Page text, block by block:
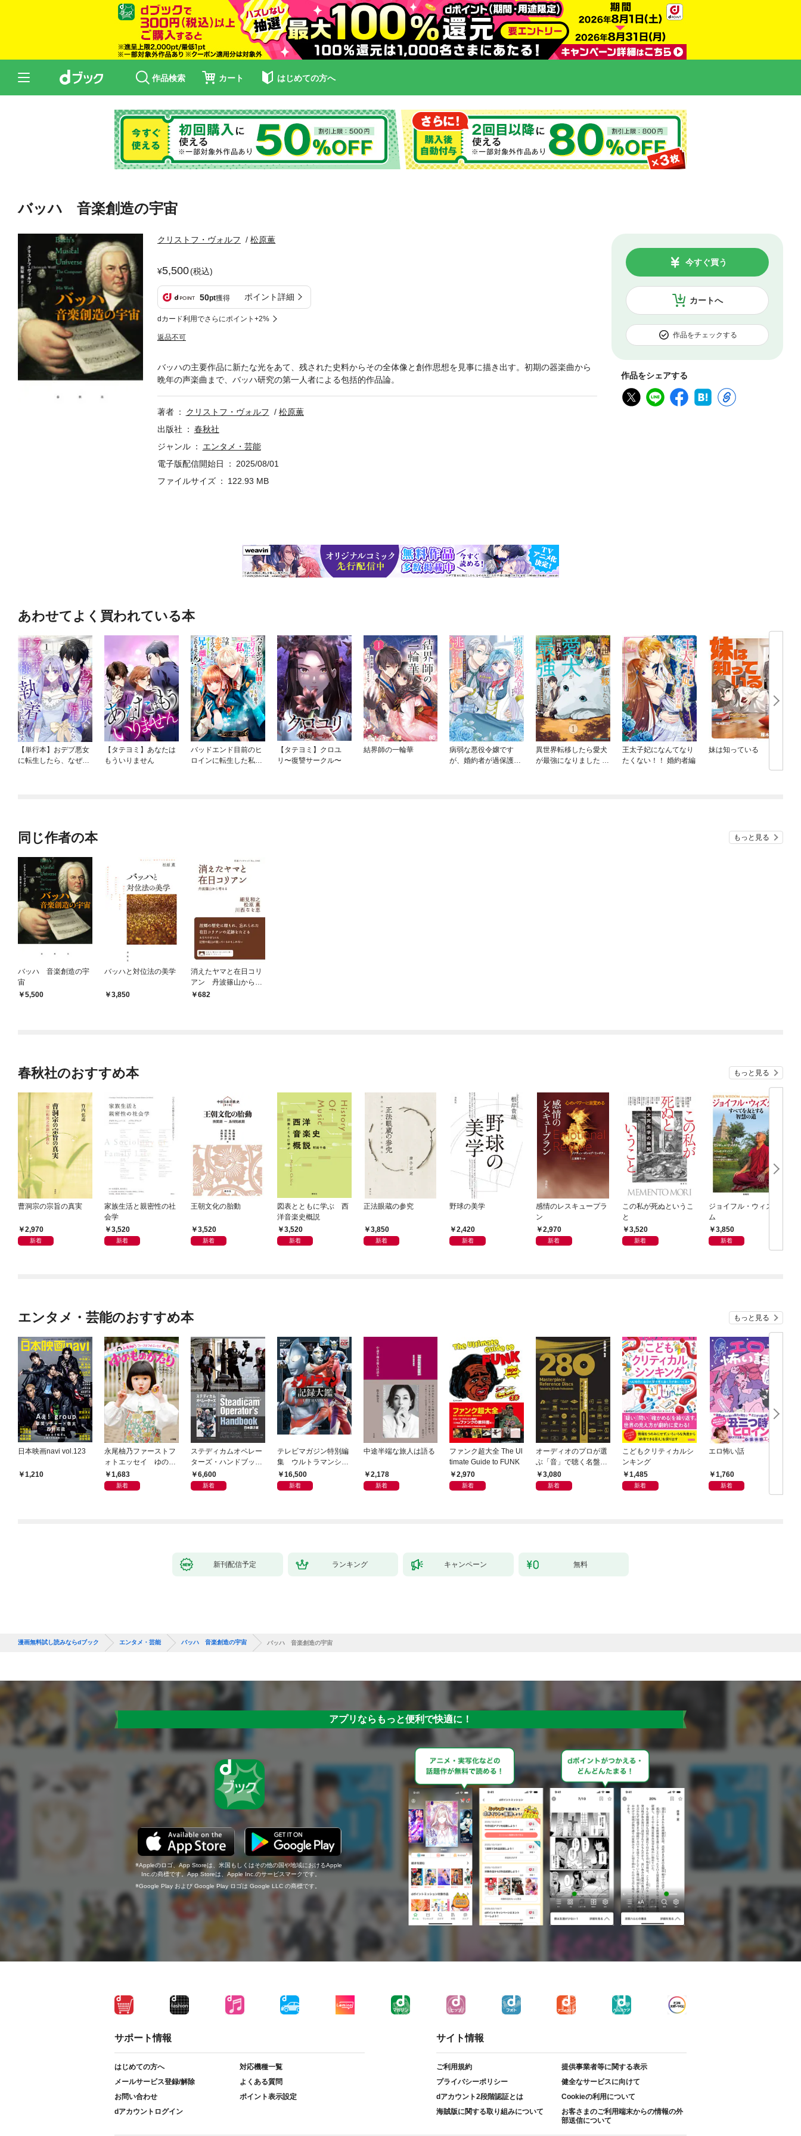
作品検索 カート はじめての方へ
バッハ 音楽創造の宇宙
クリストフ・ヴォルフ 松原薫
5,500(税込)
50pt獲得 ポイント詳細
dカード利用でさらにポイント+2%
返品不可
カートへ
今すぐ買う
作品をチェックする
作品をシェアする
バッハの主要作品に新たな光をあて、残された史料からその全体像と創作思想を見事に描き出す。初期の器楽曲から
晩年の声楽曲まで、バッハ研究の第一人者による包括的作品論。
著者 クリストフ・ヴォルフ
松原薫
出版社
春秋社
ジャンル
エンタメ・芸能
電子版配信開始日
2025/08/01
ファイルサイズ
122.93 MB
あわせてよく買われている本
【単行本】おデブ悪女
に転生したら、なぜか
【タテヨミ】あなたは
もういりません
バッドエンド目前のヒ
ロインに転生した私、
【タテヨミ】クロユ
リ〜復讐サークル〜
結界師の一輪華
病弱な悪役令嬢です
が、婚約者が過保護す
異世界転移したら愛犬
が最強になりました ～
王太子妃になんてなり
たくない！！ 婚約者編
妹は知っている
同じ作者の本 もっと見る
バッハ 音楽創造の宇
宙
5,500
バッハと対位法の美学
3,850
消えたヤマと在日コリ
アン 丹波篠山から考
える682
春秋社のおすすめ本 もっと見る
曹洞宗の宗旨の真実
2,970
新着
家族生活と親密性の社
会学
3,520
新着
王朝文化の胎動
3,520
新着
図表とともに学ぶ 西
洋音楽史概説
3,520
新着
正法眼蔵の参究
3,850
新着
野球の美学
2,420
新着
感情のレスキュープラ
ン
2,970
新着
この私が死ぬというこ
と
3,520
新着
ジョイフル・ウィズダ
ム
3,850
新着
エンタメ・芸能のおすすめ本 もっと見る
日本映画navi vol.123
1,210
永尾柚乃ファーストフ
ォトエッセイ ゆのも
のがたり
1,683
新着
ステディカムオペレー
ターズ・ハンドブック
日本語版 電子版 第２
版
6,600
新着
テレビマガジン特別編
集 ウルトラマンシリ
ーズ６０周年記念 全
ウルトラマン記録大鑑
16,500
新着
中途半端な旅人は語る
2,178
新着
ファンク超大全 The Ul
timate Guide to FUNK
2,970
新着
オーディオのプロが選
ぶ「音」で聴く名盤28
0——音質探究ディス
クガイド
3,080
新着
こどもクリティカルシ
ンキング
1,485
新着
エロ怖い話
1,760
新着
新刊配信予定 ランキング キャンペーン 無料
漫画無料試し読みならdブック エンタメ・芸能 バッハ 音楽創造の宇宙 バッハ 音楽創造の宇宙
アプリならもっと便利で快適に！
Appleのロゴ、App Storeは、米国もしくはその他の国や地域におけるApple
Inc.の商標です。App Storeは、Apple Inc.のサービスマークです。
Google Play および Google Play ロゴは Google LLC の商標です。
サポート情報
はじめての方へ
対応機種一覧
メールサービス登録/解除
よくある質問
お問い合わせ
ポイント表示設定
dアカウントログイン
サイト情報
ご利用規約
提供事業者等に関する表示
プライバシーポリシー
健全なサービスに向けて
dアカウント2段階認証とは
Cookieの利用について
海賊版に関する取り組みについて
お客さまのご利用端末からの情報の外
部送信について